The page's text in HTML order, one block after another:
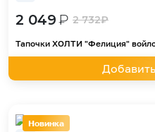
2 049₽ 2 732₽
Тапочки ХОЛТИ "Фелиция"
Новинка